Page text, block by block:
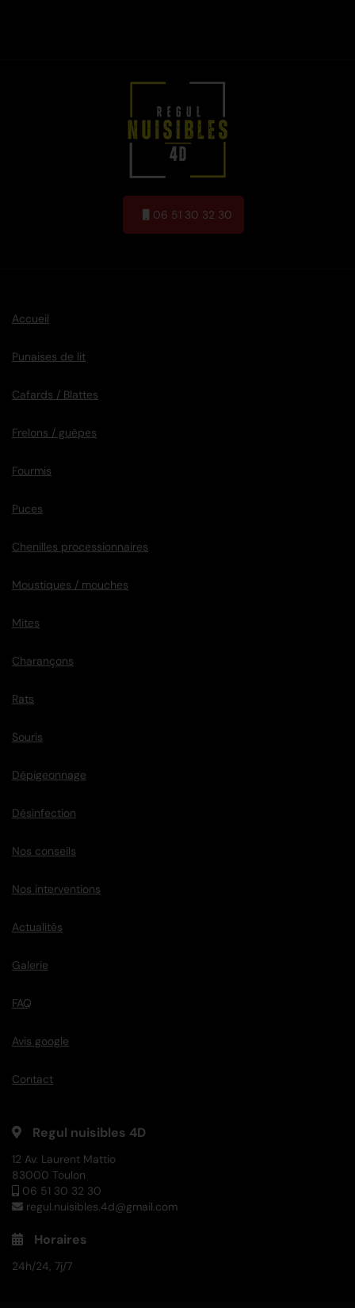
06 51 30 32 30
Accueil
Punaises de lit
Cafards / Blattes
Frelons / guêpes
Fourmis
Puces
Chenilles processionnaires
Moustiques / mouches
Mites
Charançons
Rats
Souris
Dépigeonnage
Désinfection
Nos conseils
Nos interventions
Actualités
Galerie
FAQ
Avis google
Contact
Regul nuisibles 4D
12 Av. Laurent Mattio
83000 Toulon
06 51 30 32 30
regul.nuisibles.4d@gmail.com
Horaires
24h/24, 7j/7